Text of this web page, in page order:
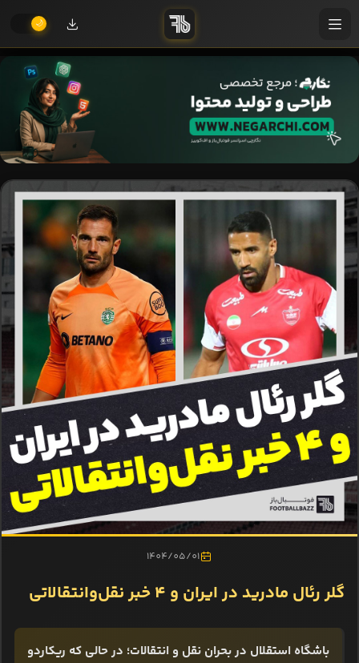
1404/05/01
گلر رئال مادرید در ایران و ۴ خبر نقل‌وانتقالاتی
باشگاه استقلال در بحران نقل و انتقالات؛ در حالی که ریکاردو